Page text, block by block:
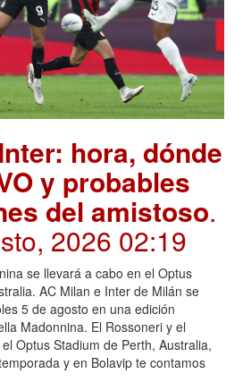
hora, dónde
y probables
del amistoso.
2026 02:19
se llevará a cabo en el Optus
AC Milan e Inter de Milán se
5 de agosto en una edición
Madonnina. El Rossoneri y el
Optus Stadium de Perth, Australia,
y en Bolavip te contamos